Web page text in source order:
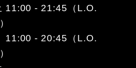
11:00 - 21:45（L.O.
- 20:45（L.O.